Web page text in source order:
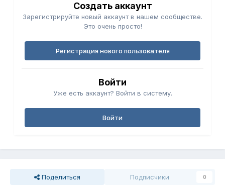
Создать аккаунт
Зарегистрируйте новый аккаунт в нашем сообществе.
Это очень просто!
Регистрация нового пользователя
Войти
Уже есть аккаунт? Войти в систему.
Войти
Поделиться Подписчики 0